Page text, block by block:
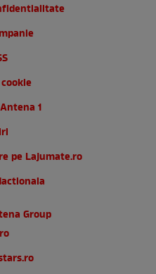
1
pe Lajumate.ro
Group